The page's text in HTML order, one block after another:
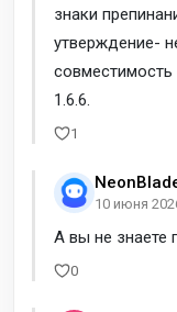
знаки
утверждение-
совместимость
1.6.6.
1
10 июня
А вы не знаете
0